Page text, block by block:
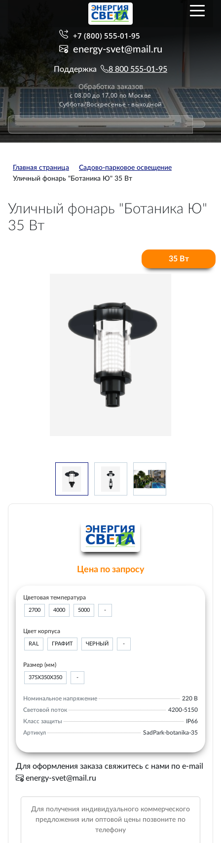
+7 (800) 555-01-95
energy-svet@mail.ru
Поддержка 8 800 555-01-95
Обработка заказов
с 08.00 до 17.00 по Москве
Суббота/Воскресенье - выходной
Главная страница
Садово-парковое освещение
Уличный фонарь "Ботаника Ю" 35 Вт
Уличный фонарь "Ботаника Ю"
35 Вт
35 Вт
Цена по запросу
Цветовая температура
2700 4000 5000 -
Цвет корпуса
RAL ГРАФИТ ЧЕРНЫЙ -
Размер (мм)
375Х350Х350 -
Номинальное напряжение
220 В
Световой поток
4200-5150
Класс защиты
IP66
Артикул
SadPark-botanika-35
Для оформления заказа свяжитесь с нами по e-mail
energy-svet@mail.ru
Для получения индивидуального коммерческого
предложения или оптовой цены позвоните по
телефону